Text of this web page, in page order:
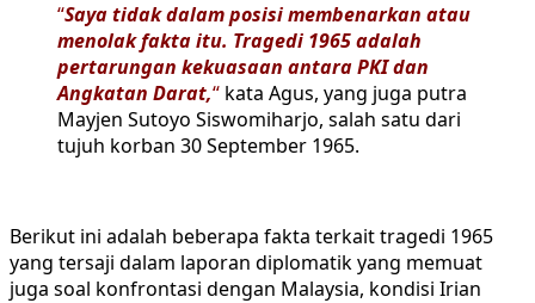
“Saya tidak dalam posisi membenarkan atau
menolak fakta itu. Tragedi 1965 adalah
pertarungan kekuasaan antara PKI dan
Angkatan Darat,“ kata Agus, yang juga putra
Mayjen Sutoyo Siswomiharjo, salah satu dari
tujuh korban 30 September 1965.
Berikut ini adalah beberapa fakta terkait tragedi 1965
yang tersaji dalam laporan diplomatik yang memuat
juga soal konfrontasi dengan Malaysia, kondisi Irian